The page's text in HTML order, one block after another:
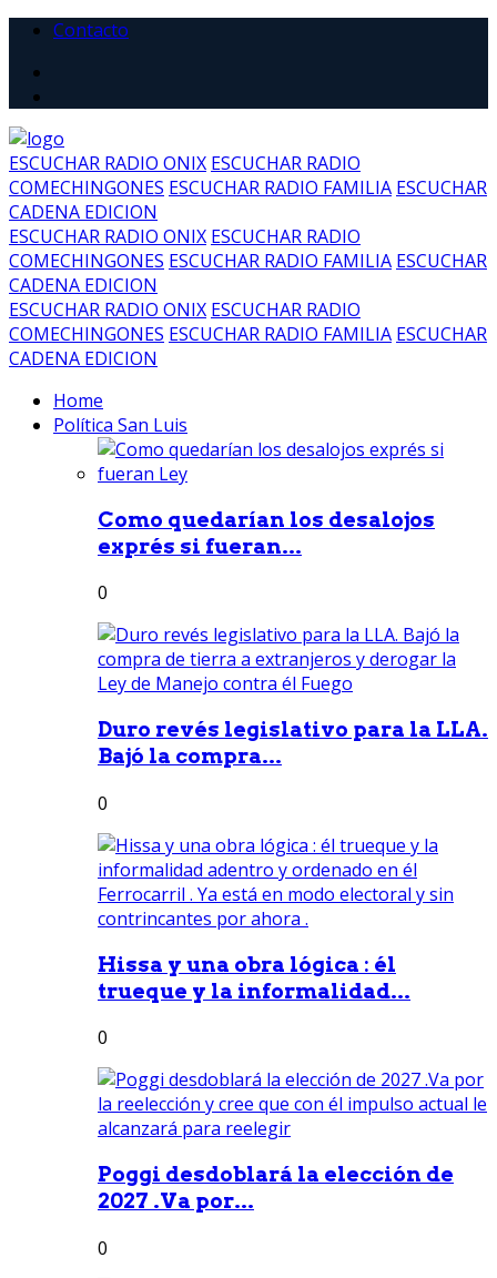
Contacto
ESCUCHAR RADIO ONIX ESCUCHAR RADIO
COMECHINGONES ESCUCHAR RADIO FAMILIA ESCUCHAR
CADENA EDICION
ESCUCHAR RADIO ONIX ESCUCHAR RADIO
COMECHINGONES ESCUCHAR RADIO FAMILIA ESCUCHAR
CADENA EDICION
ESCUCHAR RADIO ONIX ESCUCHAR RADIO
COMECHINGONES ESCUCHAR RADIO FAMILIA ESCUCHAR
CADENA EDICION
Home
Política San Luis
Como quedarían los desalojos
exprés si fueran...
0
Duro revés legislativo para la LLA.
Bajó la compra...
0
Hissa y una obra lógica : él
trueque y la informalidad...
0
Poggi desdoblará la elección de
2027 .Va por...
0